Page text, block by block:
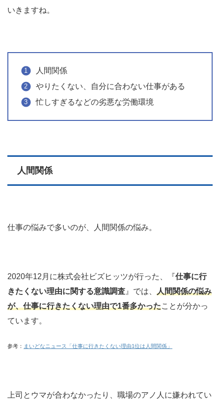
いきますね。
人間関係
やりたくない、自分に合わない仕事がある
忙しすぎるなどの劣悪な労働環境
人間関係
仕事の悩みで多いのが、人間関係の悩み。
2020年12月に株式会社ビズヒッツが行った、『仕事に行
きたくない理由に関する意識調査 』では、 人間関係の悩み
が、仕事に行きたくない理由で1番多かったことが分かっ
ています。
参考： まいどなニュース「仕事に行きたくない理由1位は人間関係」
上司とウマが合わなかったり、職場のアノ人に嫌われてい